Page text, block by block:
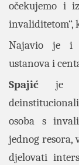
očekujemo i
invaliditetom“,
Najavio je i
ustanova i
Spajić je
osoba s
jednog resora,
djelovati